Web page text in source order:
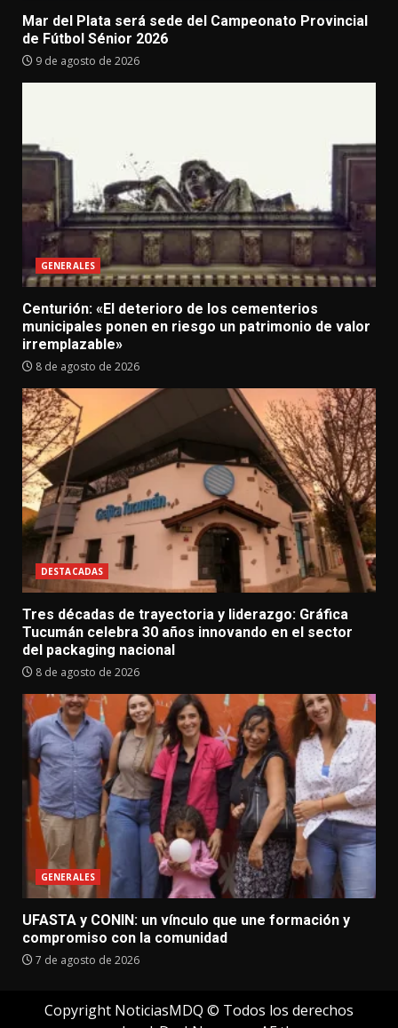
Mar del Plata será sede del Campeonato Provincial
de Fútbol Sénior 2026
9 de agosto de 2026
GENERALES
Centurión: «El deterioro de los cementerios
municipales ponen en riesgo un patrimonio de valor
irremplazable»
8 de agosto de 2026
DESTACADAS
Tres décadas de trayectoria y liderazgo: Gráfica
Tucumán celebra 30 años innovando en el sector
del packaging nacional
8 de agosto de 2026
GENERALES
UFASTA y CONIN: un vínculo que une formación y
compromiso con la comunidad
7 de agosto de 2026
Copyright NoticiasMDQ © Todos los derechos